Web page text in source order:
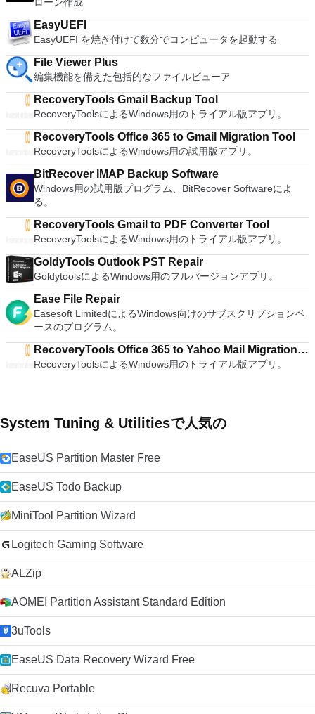
all of Windows 10's new features in a safe sandboxed
environment, without the need to install the OS natively.
VMware Workstation Pro doesn't just support Microsofts OS,
you can also install Linux VMs, including Ubuntu, Red Hat,
Fedora, and lots of other distributions as well. Overall,
Workstation Pro offers high performance, strong reliability,
and cutting edge features that make it stand out from the
crowd. The full version is a little pricey, but you do get what
you pay for.
ームページインターフェイスを介して仮想マシンに簡単にアク
セスできます。 VMware Playerは、Microsoft Virtual Server仮
想マシンまたはMicrosoft Virtual PC仮想マシンもサポートして
EasyUEFI
EasyUEFI を焼き付けて数分でコンピュータを起動する
File Viewer Plus
編集機能を備えた包括的なファイルビューア
RecoveryTools Gmail Backup Tool
RecoveryToolsによるWindows用のトライアル版アプリ。
RecoveryTools Office 365 to Gmail Migration Tool
RecoveryToolsによるWindows用の試用版アプリ。
BitRecover IMAP Backup Software
Windows用の試用版プログラム、BitRecover Softwareによ
る。
RecoveryTools Gmail to PDF Converter Tool
RecoveryToolsによるWindows用のトライアル版アプリ。
GoldyTools Outlook PST Repair
GoldytoolsによるWindows用のフルバージョンアプリ。
Ease File Repair
Easesoft LimitedによるWindows向けのサブスクリプションベ
ースのプログラム。
RecoveryTools Office 365 to Yahoo Mail Migration
Tool
RecoveryToolsによるWindows用のトライアル版アプリ。
System Tuning & Utilitiesで人気の
EaseUS Partition Master Free
EaseUS Todo Backup
MiniTool Partition Wizard
Logitech Gaming Software
ALZip
AOMEI Partition Assistant Standard Edition
3uTools
EaseUS Data Recovery Wizard Free
Recuva Portable